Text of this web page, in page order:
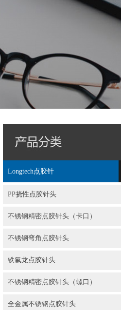
Longtech点胶针
PP挠性点胶针头
不锈钢精密点胶针头（卡口）
不锈钢弯角点胶针头
铁氟龙点胶针头
不锈钢精密点胶针头（螺口）
全金属不锈钢点胶针头